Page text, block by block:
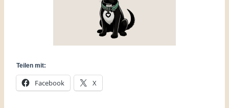
Teilen mit:
Facebook X